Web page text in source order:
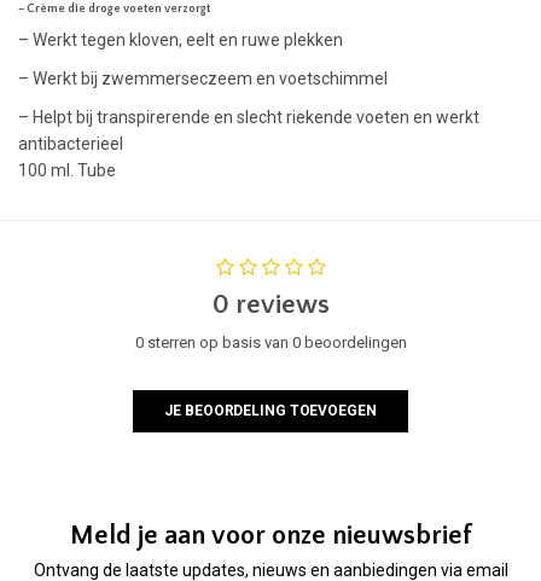
– Crème die droge voeten verzorgt
– Werkt tegen kloven, eelt en ruwe plekken
– Werkt bij zwemmerseczeem en voetschimmel
– Helpt bij transpirerende en slecht riekende voeten en werkt
antibacterieel
100 ml. Tube
0 reviews
0 sterren op basis van 0 beoordelingen
JE BEOORDELING TOEVOEGEN
Meld je aan voor onze nieuwsbrief
Ontvang de laatste updates, nieuws en aanbiedingen via email